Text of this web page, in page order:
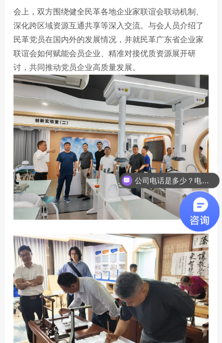
会上，双方围绕健全民革各地企业家联谊会联动机制、
深化跨区域资源互通共享等深入交流。与会人员介绍了
民革党员在国内外的发展情况，并就民革广东省企业家
联谊会如何赋能会员企业、精准对接优质资源展开研
讨，共同推动党员企业高质量发展。
公司电话是多少？电话：0769-22710130